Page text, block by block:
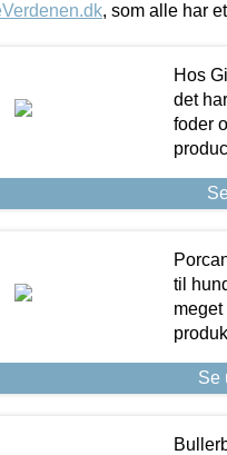
, som alle har
Hos
det
foder
til
Se